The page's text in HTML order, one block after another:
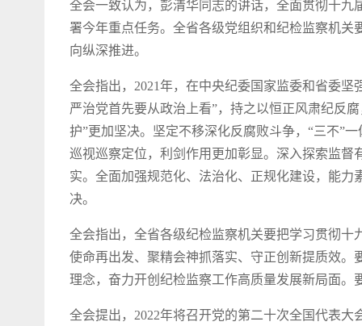
全会一致认为，彭清华同志的讲话，全面贯彻十
署今年重点任务。全省各级党组织和纪检监察机
向纵深推进。
全会指出，2021年，在中央纪委国家监委和省委
严治党首先要从政治上看”，持之以恒正风肃纪反
护”更加坚决。坚定不移深化反腐败斗争，“三不”
巡视巡察定位，利剑作用更加彰显。深入探索监
实。全面加强规范化、法治化、正规化建设，能
决。
全会指出，全省各级纪检监察机关要把学习贯彻
使命再出发、聚精会神抓落实、守正创新提质效。
理念，奋力开创纪检监察工作高质量发展新局面
全会提出，2022年将召开党的第二十次全国代表